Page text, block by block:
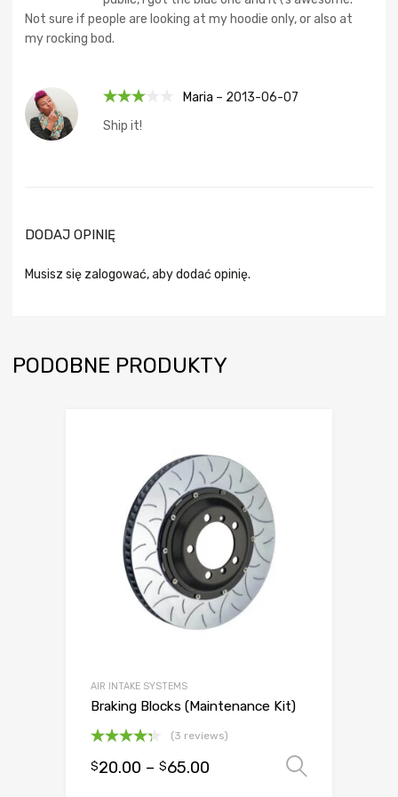
Not sure if people are looking at my hoodie only, or also at
my rocking bod.
no3
Maria – 2013-06-07
Ship it!
DODAJ OPINIĘ
Musisz się zalogować, aby dodać opinię.
PODOBNE PRODUKTY
AIR INTAKE SYSTEMS
Braking Blocks (Maintenance Kit)
4.33na 5
(3 reviews)
$20.00 – $65.00